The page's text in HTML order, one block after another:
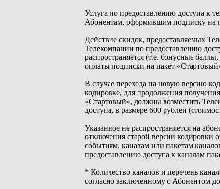
Услуга по предоставлению доступа к
Абонентам, оформившим подписку на
Действие скидок, предоставляемых
Телекомпании по предоставлению
распространяется (т.е. бонусные
оплаты подписки на пакет
В случае перехода на новую версию
кодировке, для продолжения
«Стартовый», должны возместить
доступа, в размере 600 рублей
Указанное не распространяется на
отключения старой версии кодировки
событиям, каналам или пакетам
предоставлению доступа к каналам
* Количество каналов и перечень
согласно заключенному с Абонентом